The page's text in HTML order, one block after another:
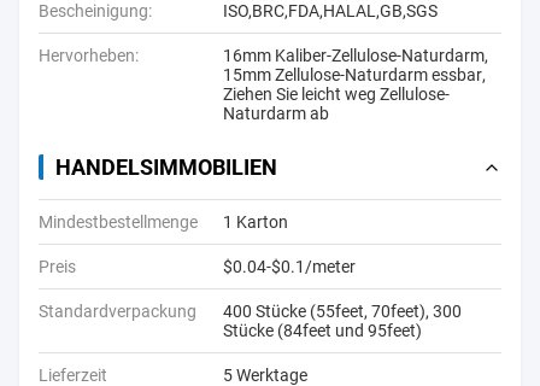
Bescheinigung: ISO,BRC,FDA,HALAL,GB,SGS
Hervorheben: 16mm Kaliber-Zellulose-Naturdarm,
15mm Zellulose-Naturdarm essbar,
Ziehen Sie leicht weg Zellulose-
Naturdarm ab
HANDELSIMMOBILIEN
Mindestbestellmenge 1 Karton
Preis $0.04-$0.1/meter
Standardverpackung
400 Stücke (55feet, 70feet), 300
Stücke (84feet und 95feet)
Lieferzeit 5 Werktage